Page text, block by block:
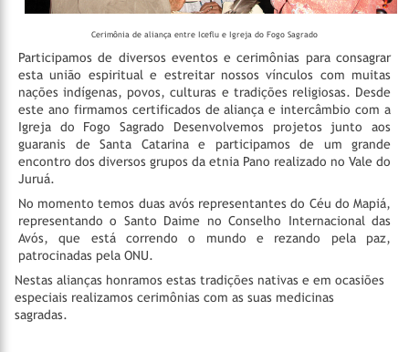
Cerimônia de aliança entre Iceflu e Igreja do Fogo Sagrado
Participamos de diversos eventos e cerimônias para consagrar
esta união espiritual e estreitar nossos vínculos com muitas
nações indígenas, povos, culturas e tradições religiosas. Desde
este ano firmamos certificados de aliança e intercâmbio com a
Igreja do Fogo Sagrado Desenvolvemos projetos junto aos
guaranis de Santa Catarina e participamos de um grande
encontro dos diversos grupos da etnia Pano realizado no Vale do
Juruá.
No momento temos duas avós representantes do Céu do Mapiá,
representando o Santo Daime no Conselho Internacional das
Avós, que está correndo o mundo e rezando pela paz,
patrocinadas pela ONU.
Nestas alianças honramos estas tradições nativas e em ocasiões
especiais realizamos cerimônias com as suas medicinas
sagradas.